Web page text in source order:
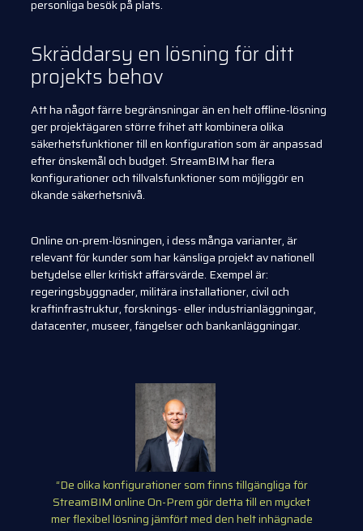
personliga besök på plats.
Skräddarsy en lösning för ditt
projekts behov
Att ha något färre begränsningar än en helt offline-lösning
ger projektägaren större frihet att kombinera olika
säkerhetsfunktioner till en konfiguration som är anpassad
efter önskemål och budget. StreamBIM har flera
konfigurationer och tillvalsfunktioner som möjliggör en
ökande säkerhetsnivå.
Online on-prem-lösningen, i dess många varianter, är
relevant för kunder som har känsliga projekt av nationell
betydelse eller kritiskt affärsvärde. Exempel är:
regeringsbyggnader, militära installationer, civil och
kraftinfrastruktur, forsknings- eller industrianläggningar,
datacenter, museer, fängelser och bankanläggningar.
“De olika konfigurationer som finns tillgängliga för
StreamBIM online On-Prem gör detta till en mycket
mer flexibel lösning jämfört med den helt inhägnade